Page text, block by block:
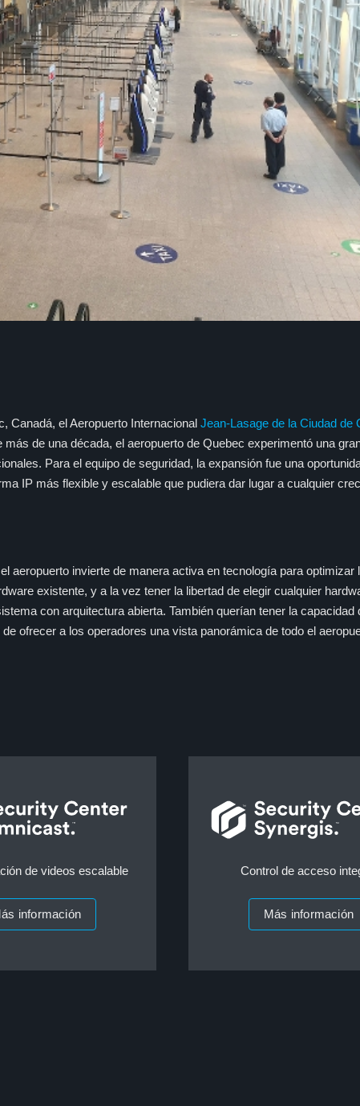
Canadá, el Aeropuerto Internacional Jean-Lasage de la Ciudad de
de una década, el aeropuerto de Quebec experimentó una
Para el equipo de seguridad, la expansión fue una
IP más flexible y escalable que pudiera dar lugar a cualquier
aeropuerto invierte de manera activa en tecnología para optimizar
existente, y a la vez tener la libertad de elegir cualquier
con arquitectura abierta. También querían tener la capacidad
ofrecer a los operadores una vista panorámica de todo el
de videos escalable
información
Control de acceso
Más información